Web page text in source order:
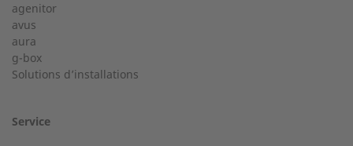
Nom
Service d'assistance téléphonique pour une installation à
partir de 50 kW.
+33 2 23 27 86 66
agenitor
avus
aura
g-box
Solutions d’installations
Service